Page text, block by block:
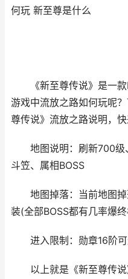
何玩 新至尊是什么
《新至尊传说》是一
游戏中流放之路如何玩呢
尊传说》流放之路说明，快
地图说明：刷新700级
斗笠、属相BOSS
地图掉落：当前地图
装(全部BOSS都有几率爆
进入限制：勋章16阶
以上就是《新至尊传